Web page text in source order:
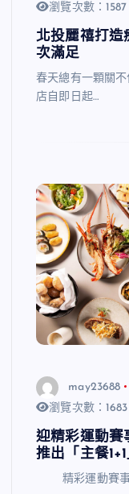
瀏覽次數：
北投麗禧打造
次滿足
春天總有一顆關
店自即日起…
may23688
瀏覽次數：
迎精彩運動
推出「主餐
精彩運動賽事